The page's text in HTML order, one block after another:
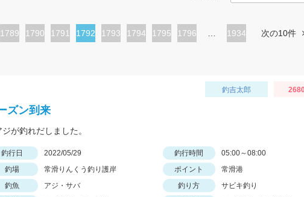
ペ
1789
ペ
1790
ペ
1791
カ
1792
ペ
1793
ペ
1794
ペ
1795
ペ
1796 1934 次の10件
釣吉太郎
ズン到来
が釣れだしました。
釣行日 2022/05/29 釣行時間
05:00～08:00
釣場
常滑りんくう釣り護岸 ポイント
常滑港
釣魚
アジ・サバ 釣り方
サビキ釣り